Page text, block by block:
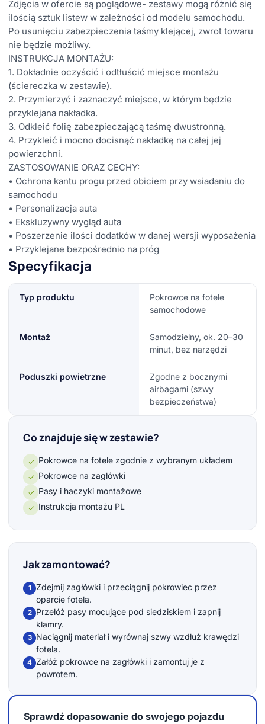
Zdjęcia w ofercie są poglądowe- zestawy mogą różnić się
ilością sztuk listew w zależności od modelu samochodu.
Po usunięciu zabezpieczenia taśmy klejącej, zwrot towaru
nie będzie możliwy.
INSTRUKCJA MONTAŻU:
1. Dokładnie oczyścić i odtłuścić miejsce montażu
(ściereczka w zestawie).
2. Przymierzyć i zaznaczyć miejsce, w którym będzie
przyklejana nakładka.
3. Odkleić folię zabezpieczającą taśmę dwustronną.
4. Przykleić i mocno docisnąć nakładkę na całej jej
powierzchni.
ZASTOSOWANIE ORAZ CECHY:
• Ochrona kantu progu przed obiciem przy wsiadaniu do
samochodu
• Personalizacja auta
• Ekskluzywny wygląd auta
• Poszerzenie ilości dodatków w danej wersji wyposażenia
• Przyklejane bezpośrednio na próg
Specyfikacja
Typ produktu
Pokrowce na fotele
samochodowe
Montaż
Samodzielny, ok. 20–30
minut, bez narzędzi
Poduszki powietrzne
Zgodne z bocznymi
airbagami (szwy
bezpieczeństwa)
Co znajduje się w zestawie?
✓ Pokrowce na fotele zgodnie z wybranym układem
✓ Pokrowce na zagłówki
✓ Pasy i haczyki montażowe
✓ Instrukcja montażu PL
Jak zamontować?
1
Zdejmij zagłówki i przeciągnij pokrowiec przez
oparcie fotela.
2
Przełóż pasy mocujące pod siedziskiem i zapnij
klamry.
3
Naciągnij materiał i wyrównaj szwy wzdłuż krawędzi
fotela.
4 Załóż pokrowce na zagłówki i zamontuj je z
powrotem.
Sprawdź dopasowanie do swojego pojazdu